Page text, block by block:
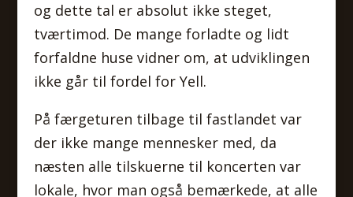
og dette tal er absolut ikke steget,
tværtimod. De mange forladte og lidt
forfaldne huse vidner om, at udviklingen
ikke går til fordel for Yell.
På færgeturen tilbage til fastlandet var
der ikke mange mennesker med, da
næsten alle tilskuerne til koncerten var
lokale, hvor man også bemærkede, at alle